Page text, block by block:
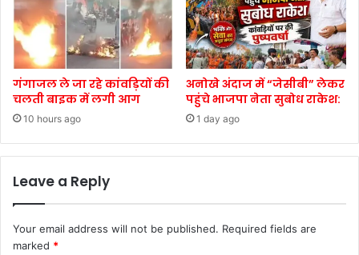
गंगाजल ले जा रहे कांवड़ियों की
चलती बाइक में लगी आग
10 hours ago
अनोखे अंदाज में “जेसीबी” लेकर
पहुंचे भाजपा नेता सुबोध राकेश:
1 day ago
Leave a Reply
Your email address will not be published. Required fields are
marked *